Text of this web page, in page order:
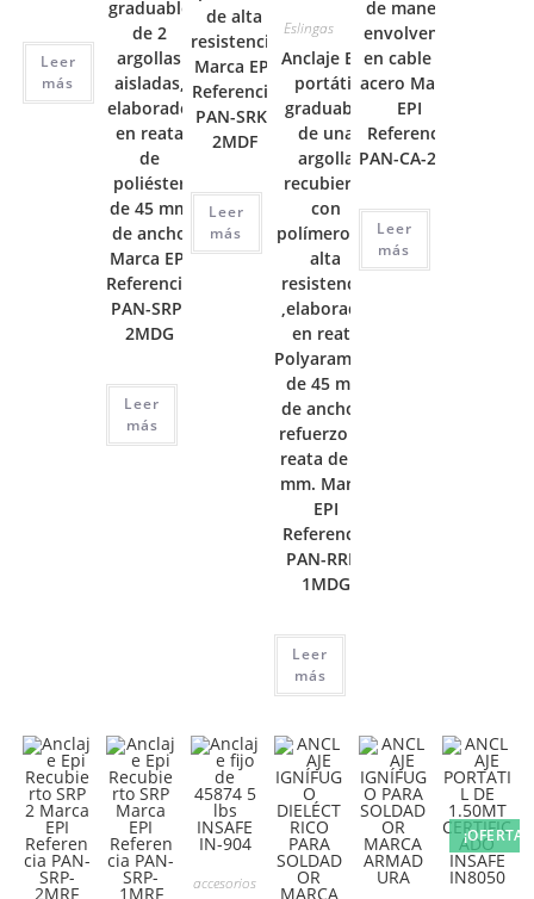
Leer
más
graduable
de 2
argollas
aisladas,
elaborado
en reata
de
poliéster
de 45 mm
de ancho
Marca EPI
Referencia
PAN-SRP-
2MDG
Leer
más
de alta
resistencia
Marca EPI
Referencia
PAN-SRK-
2MDF
Leer
más
Eslingas
Anclaje Epi
portátil
graduable
de una
argolla
recubierta
con
polímero de
alta
resistencia
,elaborado
en reata
Polyaramide
de 45 mm
de ancho y
refuerzo en
reata de 65
mm. Marca
EPI
Referencia
PAN-RRK-
1MDG
Leer
más
de manera
envolvente
en cable de
acero Marca
EPI
Referencia
PAN-CA-2MF
Leer
más
accesorios
¡OFERTA!